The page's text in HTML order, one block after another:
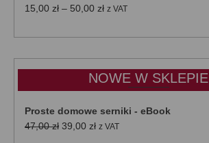
15,00 zł – 50,00 złZakres
od
do
50,00 zł
z VAT
NOWE W SKLEPIE
Proste domowe serniki - eBook
47,00zł Pierwotna
39,00 złAktualna
z VAT